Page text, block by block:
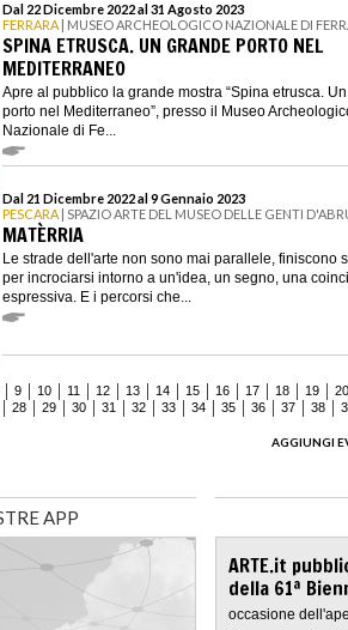
Dal 22 Dicembre 2022 al 31 Agosto 2023
FERRARA | MUSEO ARCHEOLOGICO NAZIONALE DI
SPINA ETRUSCA. UN GRANDE PORTO NEL
MEDITERRANEO
Apre al pubblico la grande mostra “Spina etrusca.
porto nel Mediterraneo”, presso il Museo
Nazionale di Fe...
Dal 21 Dicembre 2022 al 9 Gennaio 2023
PESCARA | SPAZIO ARTE DEL MUSEO DELLE GENTI
MATÈRRIA
Le strade dell'arte non sono mai parallele, finiscono
per incrociarsi intorno a un'idea, un segno, una
espressiva. E i percorsi che...
9 10 11 12 13 14 15 16 17 18 19
20
28 29 30 31 32 33 34 35 36 37 38
AGGIUNGI
APP
ARTE.it
della 61ª
occasione